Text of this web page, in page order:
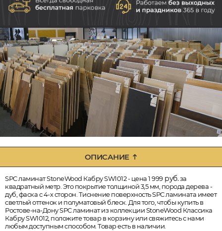
ОПИСАНИЕ
SPC ламинат StoneWood Кабру SW1012 - цена 1 999руб.за
квадратный метр. Это покрытие толщиной 3,5 мм, порода дерева -
дуб, фаска с 4-х сторон. Тиснение поверхность SPC ламината имеет
светлый оттенок и полуматовый блеск. Для того, чтобы купить в
Ростове-на-Дону SPC ламинат из коллекции StoneWood Классика
Кабру SW1012, положите товар в корзину или свяжитесь с нами
любым доступным способом. Товар есть в наличии.